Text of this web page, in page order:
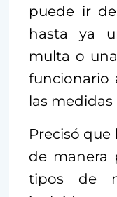
puede ir
hasta ya
multa o
funcionario
las medidas
Precisó que
de manera
tipos de